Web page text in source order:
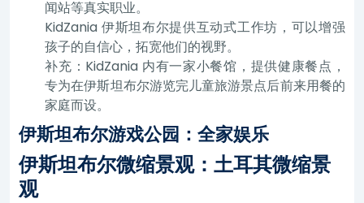
闻站等真实职业。
KidZania 伊斯坦布尔提供互动式工作坊，可以增强
孩子的自信心，拓宽他们的视野。
补充：KidZania 内有一家小餐馆，提供健康餐点，
专为在伊斯坦布尔游览完儿童旅游景点后前来用餐的
家庭而设。
伊斯坦布尔游戏公园：全家娱乐
伊斯坦布尔微缩景观：土耳其微缩景
观